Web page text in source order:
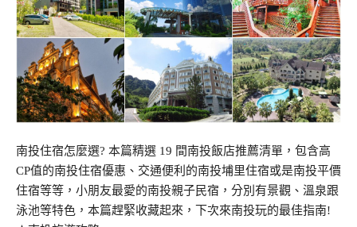
南投住宿怎麼選? 本篇精選 19 間南投飯店推薦清單，包含高
CP值的南投住宿優惠、交通便利的南投埔里住宿或是南投平價
住宿等等，小朋友最愛的南投親子民宿，分別有景觀、溫泉跟
泳池等特色，本篇趕緊收藏起來，下次來南投玩的最佳指南!